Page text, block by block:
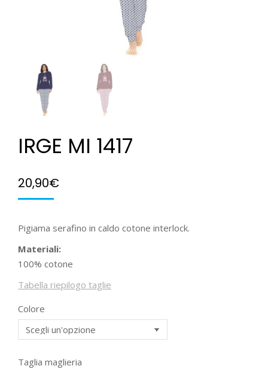
IRGE MI 1417
20,90€
Pigiama serafino in caldo cotone interlock.
Materiali:
100% cotone
Tabella riepilogo taglie
Colore
Taglia maglieria